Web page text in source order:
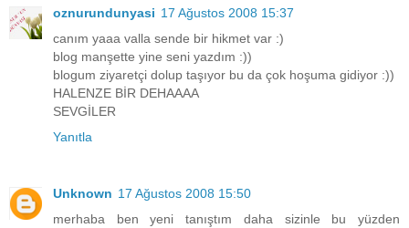
oznurundunyasi 17 Ağustos 2008 15:37
canım yaaa valla sende bir hikmet var :)
blog manşette yine seni yazdım :))
blogum ziyaretçi dolup taşıyor bu da çok hoşuma gidiyor :))
HALENZE BİR DEHAAAA
SEVGİLER
Yanıtla
Unknown 17 Ağustos 2008 15:50
merhaba ben yeni tanıştım daha sizinle bu yüzden